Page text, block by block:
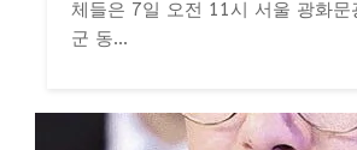
체들은 7일 오전 11시 서울 광화문
군 동...